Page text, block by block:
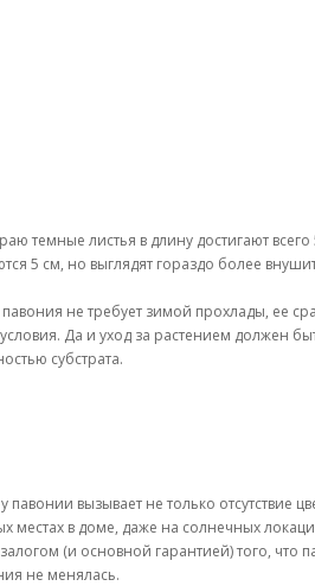
темные листья в длину достигают всего
5 см, но выглядят гораздо более
не требует зимой прохлады, ее
Да и уход за растением должен
субстрата.
вызывает не только отсутствие
местах в доме, даже на солнечных
(и основной гарантией) того, что
не менялась.